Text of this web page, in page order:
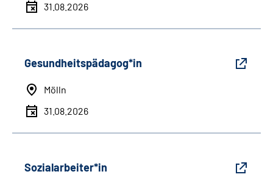
31.08.2026
Gesundheitspädagog*in
Mölln
31.08.2026
Sozialarbeiter*in